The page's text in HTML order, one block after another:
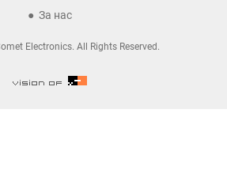
За нас
Electronics. All Rights Reserved.